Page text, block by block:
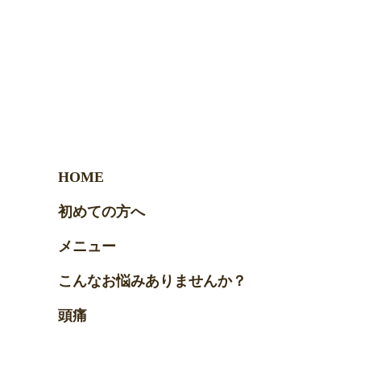
HOME
初めての方へ
メニュー
こんなお悩みありませんか？
頭痛